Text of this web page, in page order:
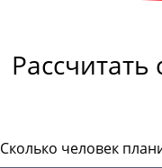
Сколько человек